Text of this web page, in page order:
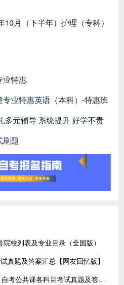
10月（下半年）护理（专科）
业特惠
专业特惠英语（本科）-特惠班
多元辅导 系统提升 好学不贵
刷题
校列表及专业目录（全国版）
真题及答案汇总【网友回忆版】
【汇总】2022年4月、10月自考公共课各科目考试真题及答案汇总（共含24科目）